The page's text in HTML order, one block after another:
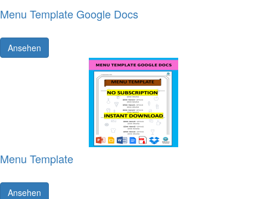
Menu Template Google Docs
Ansehen
Menu Template
Ansehen